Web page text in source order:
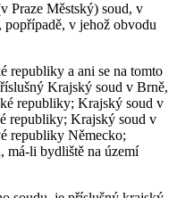
Praze Městský) soud, v
v jehož obvodu
republiky a ani se na tomto
Krajský soud v Brně,
republiky; Krajský soud v
republiky; Krajský soud v
republiky Německo;
má-li bydliště na území